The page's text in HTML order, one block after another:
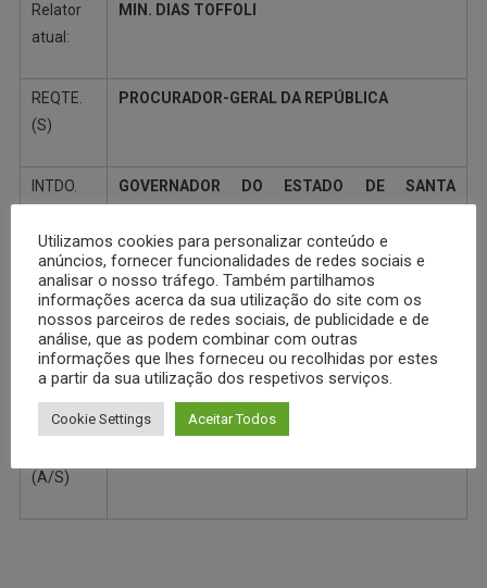
Relator
atual:
MIN. DIAS TOFFOLI
REQTE.
(S)
PROCURADOR-GERAL DA REPÚBLICA
INTDO.
GOVERNADOR DO ESTADO DE SANTA
ADV.
(A/S)
SEM REPRESENTAÇÃO NOS AUTOS
INTDO.
(A/S)
ASSEMBLEIA LEGISLATIVA DO ESTADO DE
SANTA CATARINA
(A/S)
Utilizamos cookies para personalizar conteúdo e
anúncios, fornecer funcionalidades de redes sociais e
analisar o nosso tráfego. Também partilhamos
informações acerca da sua utilização do site com os
nossos parceiros de redes sociais, de publicidade e de
análise, que as podem combinar com outras
informações que lhes forneceu ou recolhidas por estes
a partir da sua utilização dos respetivos serviços.
Cookie Settings Aceitar Todos